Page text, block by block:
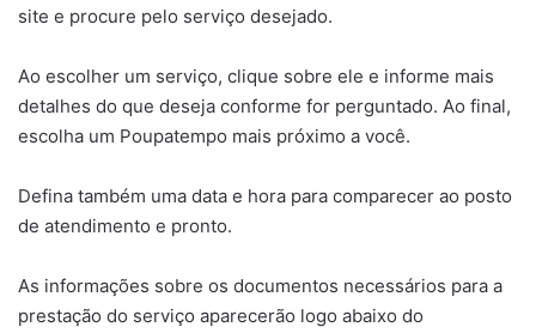
site e procure pelo serviço desejado.
Ao escolher um serviço, clique sobre ele e informe mais
detalhes do que deseja conforme for perguntado. Ao final,
escolha um Poupatempo mais próximo a você.
Defina também uma data e hora para comparecer ao posto
de atendimento e pronto.
As informações sobre os documentos necessários para a
prestação do serviço aparecerão logo abaixo do